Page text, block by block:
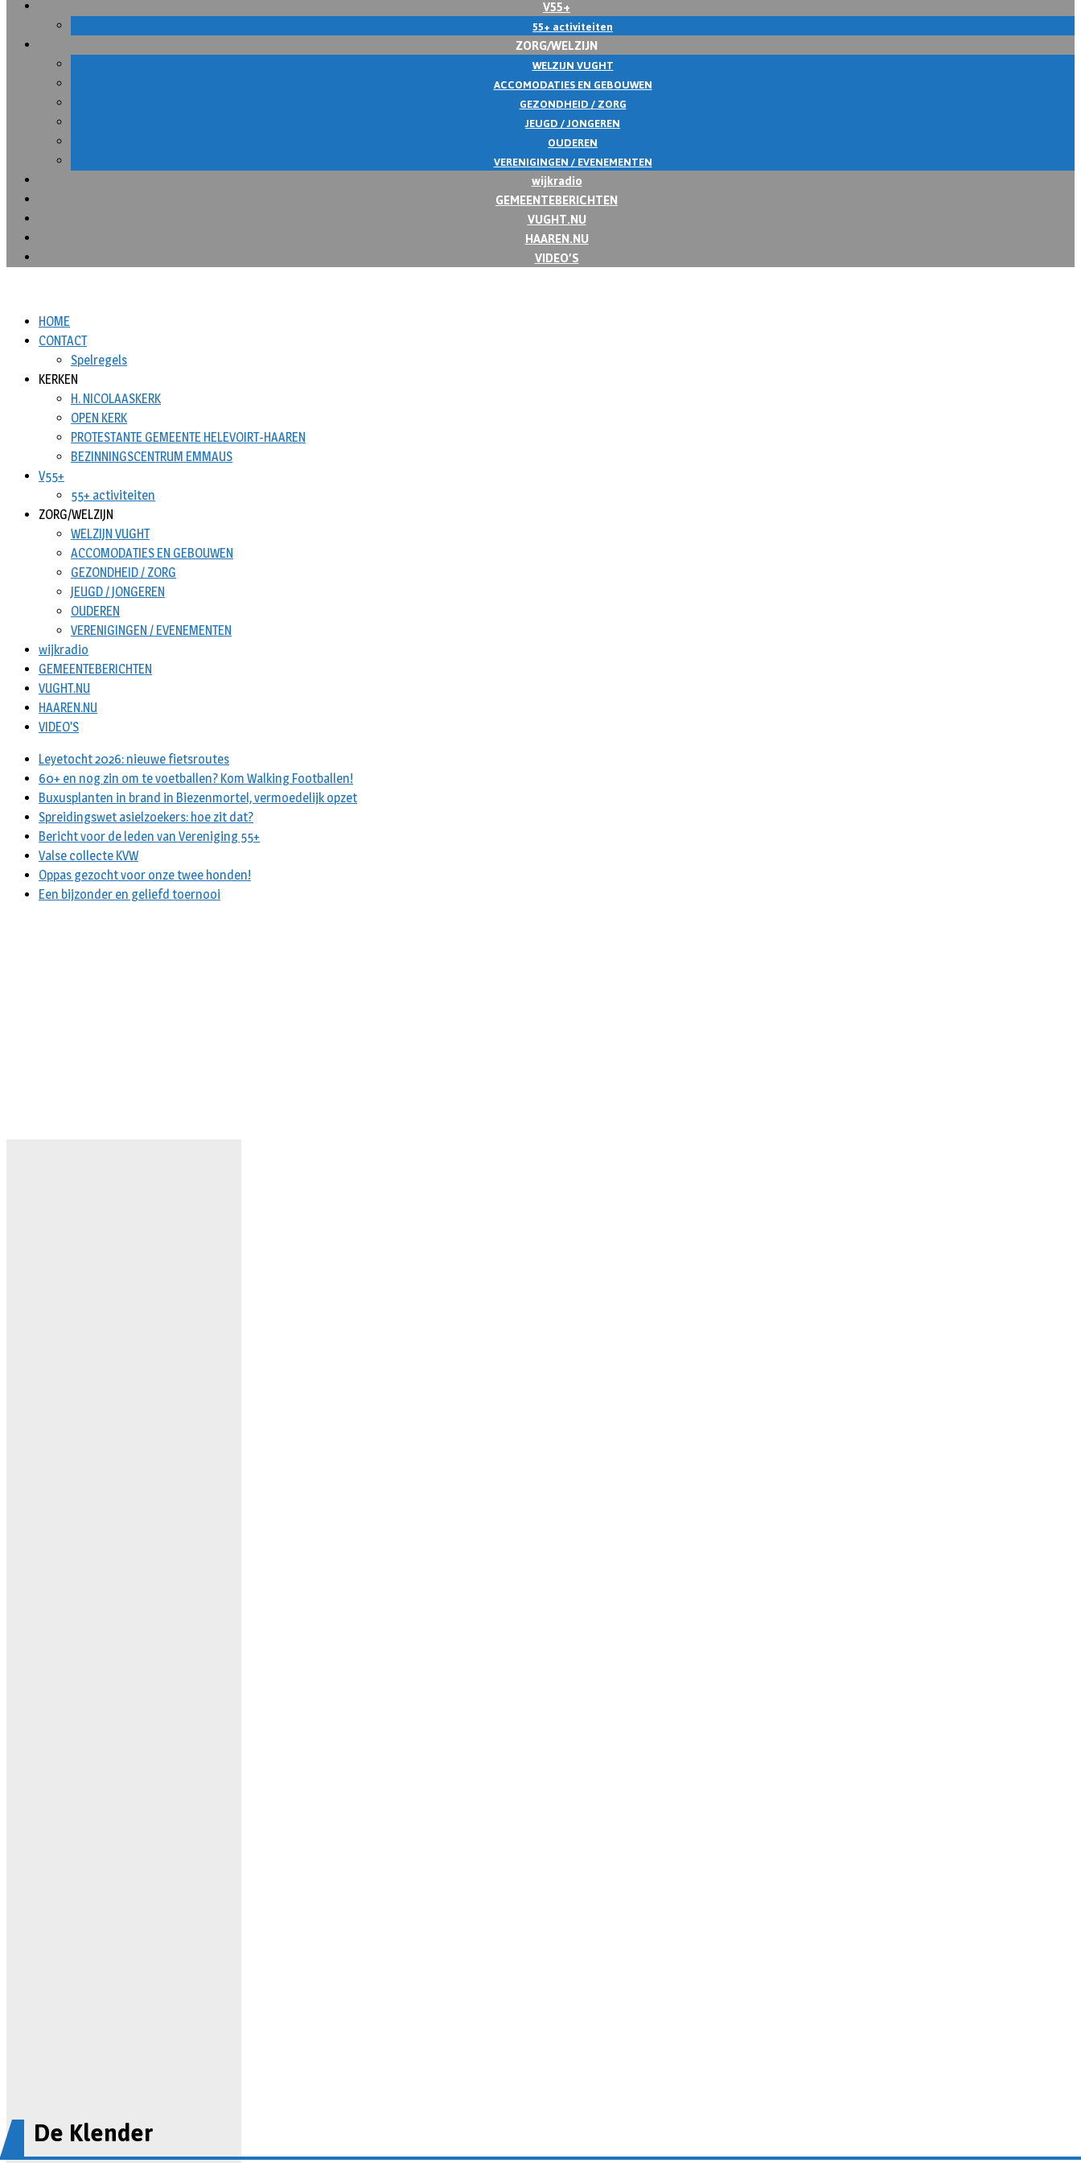
V55+
55+ activiteiten
ZORG/WELZIJN
WELZIJN VUGHT
ACCOMODATIES EN GEBOUWEN
GEZONDHEID / ZORG
JEUGD / JONGEREN
OUDEREN
VERENIGINGEN / EVENEMENTEN
wijkradio
GEMEENTEBERICHTEN
VUGHT.NU
HAAREN.NU
VIDEO’S
HOME
CONTACT
Spelregels
KERKEN
H. NICOLAASKERK
OPEN KERK
PROTESTANTE GEMEENTE HELEVOIRT-HAAREN
BEZINNINGSCENTRUM EMMAUS
V55+
55+ activiteiten
ZORG/WELZIJN
WELZIJN VUGHT
ACCOMODATIES EN GEBOUWEN
GEZONDHEID / ZORG
JEUGD / JONGEREN
OUDEREN
VERENIGINGEN / EVENEMENTEN
wijkradio
GEMEENTEBERICHTEN
VUGHT.NU
HAAREN.NU
VIDEO’S
Leyetocht 2026: nieuwe fietsroutes
60+ en nog zin om te voetballen? Kom Walking Footballen!
Buxusplanten in brand in Biezenmortel, vermoedelijk opzet
Spreidingswet asielzoekers: hoe zit dat?
Bericht voor de leden van Vereniging 55+
Valse collecte KVW
Oppas gezocht voor onze twee honden!
Een bijzonder en geliefd toernooi
De Klender